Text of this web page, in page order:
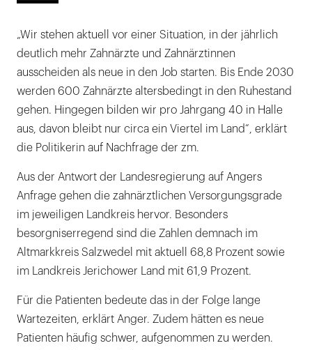
„Wir stehen aktuell vor einer Situation, in der jährlich
deutlich mehr Zahnärzte und Zahnärztinnen
ausscheiden als neue in den Job starten. Bis Ende 2030
werden 600 Zahnärzte altersbedingt in den Ruhestand
gehen. Hingegen bilden wir pro Jahrgang 40 in Halle
aus, davon bleibt nur circa ein Viertel im Land“, erklärt
die Politikerin auf Nachfrage der zm.
Aus der Antwort der Landesregierung auf Angers
Anfrage gehen die zahnärztlichen Versorgungsgrade
im jeweiligen Landkreis hervor. Besonders
besorgniserregend sind die Zahlen demnach im
Altmarkkreis Salzwedel mit aktuell 68,8 Prozent sowie
im Landkreis Jerichower Land mit 61,9 Prozent.
Für die Patienten bedeute das in der Folge lange
Wartezeiten, erklärt Anger. Zudem hätten es neue
Patienten häufig schwer, aufgenommen zu werden.